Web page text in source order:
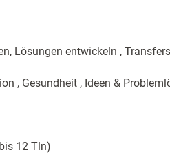
Lösungen entwickeln ,
, Gesundheit , Ideen &
12 Tln)